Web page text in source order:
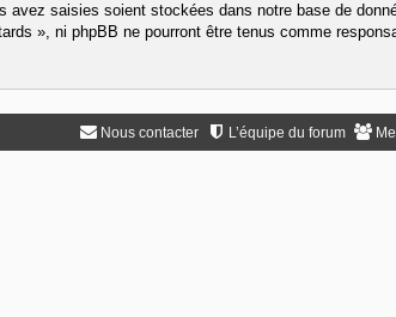
saisies soient stockées dans notre base de
», ni phpBB ne pourront être tenus comme
L’équipe du forum
Nous contacter